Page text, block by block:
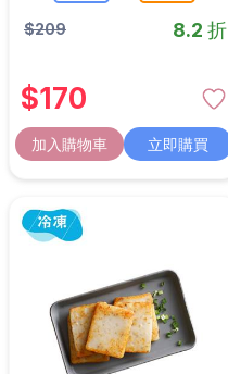
$209 8.2 折
$170
加入購物車 立即購買